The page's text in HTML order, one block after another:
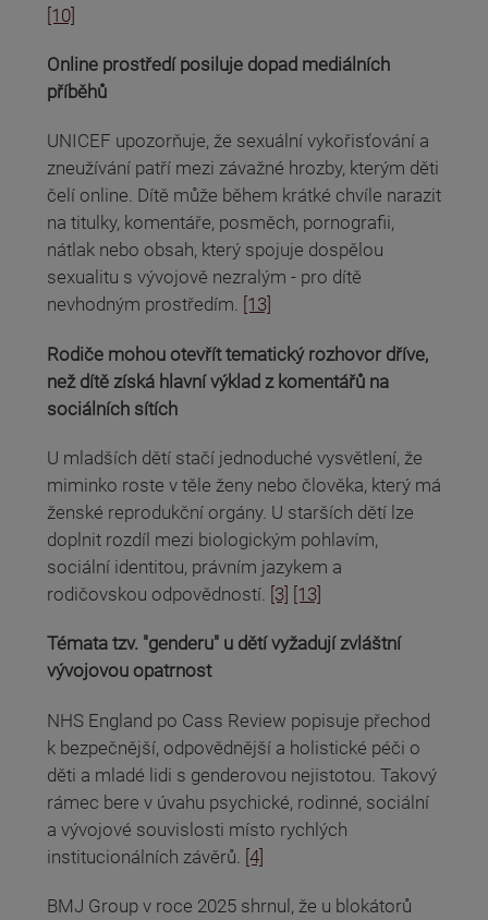
[10]
Online prostředí posiluje dopad mediálních
příběhů
UNICEF upozorňuje, že sexuální vykořisťování a
zneužívání patří mezi závažné hrozby, kterým děti
čelí online. Dítě může během krátké chvíle narazit
na titulky, komentáře, posměch, pornografii,
nátlak nebo obsah, který spojuje dospělou
sexualitu s vývojově nezralým - pro dítě
nevhodným prostředím. [13]
Rodiče mohou otevřít tematický rozhovor dříve,
než dítě získá hlavní výklad z komentářů na
sociálních sítích
U mladších dětí stačí jednoduché vysvětlení, že
miminko roste v těle ženy nebo člověka, který má
ženské reprodukční orgány. U starších dětí lze
doplnit rozdíl mezi biologickým pohlavím,
sociální identitou, právním jazykem a
rodičovskou odpovědností. [3] [13]
Témata tzv. "genderu" u dětí vyžadují zvláštní
vývojovou opatrnost
NHS England po Cass Review popisuje přechod
k bezpečnější, odpovědnější a holistické péči o
děti a mladé lidi s genderovou nejistotou. Takový
rámec bere v úvahu psychické, rodinné, sociální
a vývojové souvislosti místo rychlých
institucionálních závěrů. [4]
BMJ Group v roce 2025 shrnul, že u blokátorů